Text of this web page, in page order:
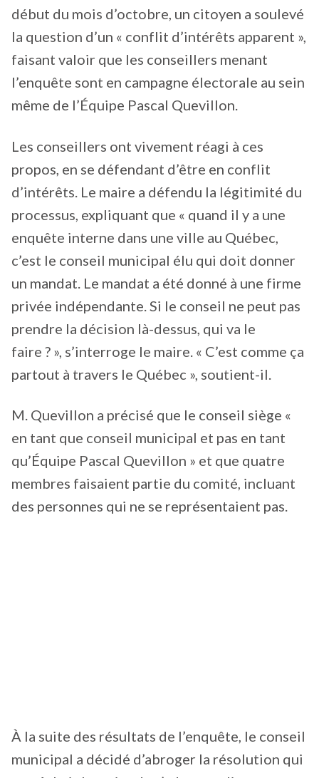
début du mois d’octobre, un citoyen a soulevé
la question d’un « conflit d’intérêts apparent »,
faisant valoir que les conseillers menant
l’enquête sont en campagne électorale au sein
même de l’Équipe Pascal Quevillon.
Les conseillers ont vivement réagi à ces
propos, en se défendant d’être en conflit
d’intérêts. Le maire a défendu la légitimité du
processus, expliquant que « quand il y a une
enquête interne dans une ville au Québec,
c’est le conseil municipal élu qui doit donner
un mandat. Le mandat a été donné à une firme
privée indépendante. Si le conseil ne peut pas
prendre la décision là-dessus, qui va le
faire ? », s’interroge le maire. « C’est comme ça
partout à travers le Québec », soutient-il.
M. Quevillon a précisé que le conseil siège «
en tant que conseil municipal et pas en tant
qu’Équipe Pascal Quevillon » et que quatre
membres faisaient partie du comité, incluant
des personnes qui ne se représentaient pas.
À la suite des résultats de l’enquête, le conseil
municipal a décidé d’abroger la résolution qui